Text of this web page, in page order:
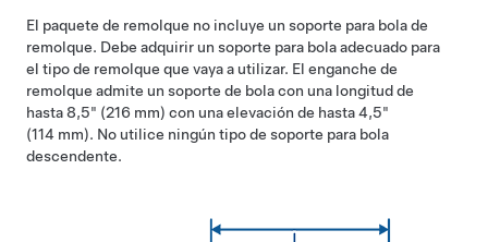
El paquete de remolque no incluye un soporte para bola de
remolque. Debe adquirir un soporte para bola adecuado para
el tipo de remolque que vaya a utilizar. El enganche de
remolque admite un soporte de bola con una longitud de
hasta8,5" (216 mm) con una elevación de hasta4,5"
(114 mm). No utilice ningún tipo de soporte para bola
descendente.